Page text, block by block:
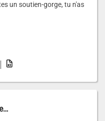
un soutien-gorge, tu n'as
|